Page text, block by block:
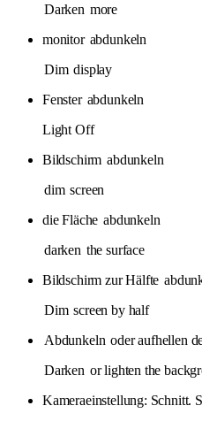
Darken more
monitor abdunkeln
Dim display
Fenster abdunkeln
Light Off
Bildschirm abdunkeln
dim screen
die Fläche abdunkeln
darken the surface
Bildschirm zur Hälfte
Dim screen by half
Abdunkeln oder aufhellen
Darken or lighten the
Kameraeinstellung: Schnitt.